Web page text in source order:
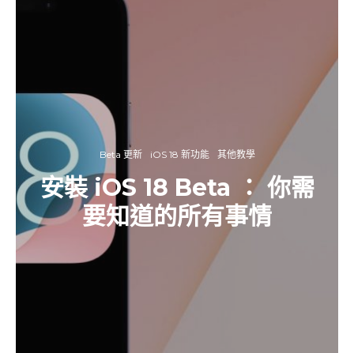
Beta 更新 iOS 18 新功能 其他教學
安裝 iOS 18 Beta ： 你需
要知道的所有事情